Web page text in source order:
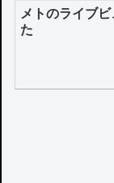
メトのライブ
た